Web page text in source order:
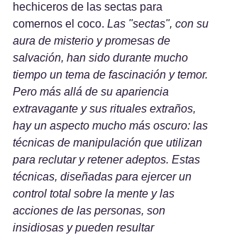
hechiceros de las sectas para
comernos el coco. Las "sectas", con su
aura de misterio y promesas de
salvación, han sido durante mucho
tiempo un tema de fascinación y temor.
Pero más allá de su apariencia
extravagante y sus rituales extraños,
hay un aspecto mucho más oscuro: las
técnicas de manipulación que utilizan
para reclutar y retener adeptos. Estas
técnicas, diseñadas para ejercer un
control total sobre la mente y las
acciones de las personas, son
insidiosas y pueden resultar